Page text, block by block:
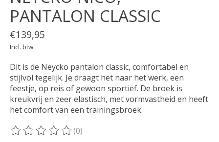
PANTALON CLASSIC
€139,95
Incl. btw
Dit is de Neycko pantalon classic, comfortabel en
stijlvol tegelijk. Je draagt het naar het werk, een
feestje, op reis of gewoon sportief. De broek is
kreukvrij en zeer elastisch, met vormvastheid en heeft
het comfort van een trainingsbroek.
De beoordeling van dit product is
(0)